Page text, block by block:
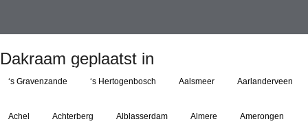
Dakraam geplaatst in
‘s Gravenzande ‘s Hertogenbosch Aalsmeer Aarlanderveen
Achel Achterberg Alblasserdam Almere Amerongen